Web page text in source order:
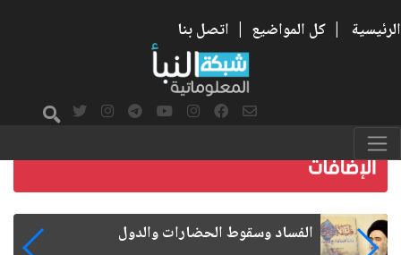
الرئيسية | كل المواضيع | اتصل بنا
رواتب الموظفين على صفيح ساخن